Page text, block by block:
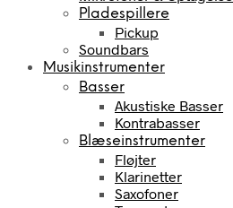
Pladespillere
Pickup
Soundbars
Musikinstrumenter
Basser
Akustiske Basser
Kontrabasser
Blæseinstrumenter
Fløjter
Klarinetter
Saxofoner